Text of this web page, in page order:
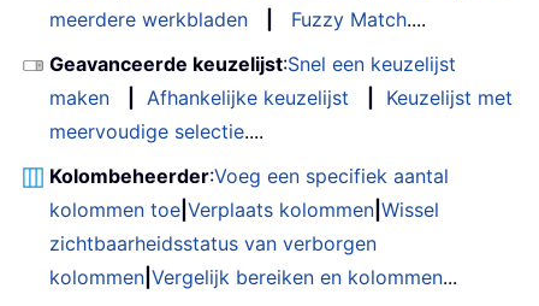
meerdere werkbladen
Fuzzy Match....
Geavanceerde keuzelijst:Snel een keuzelijst
maken
Afhankelijke keuzelijst
Keuzelijst met
meervoudige selectie....
Kolombeheerder:Voeg een specifiek aantal
kolommen toe Verplaats kolommen Wissel
zichtbaarheidsstatus van verborgen
kolommen Vergelijk bereiken en kolommen...